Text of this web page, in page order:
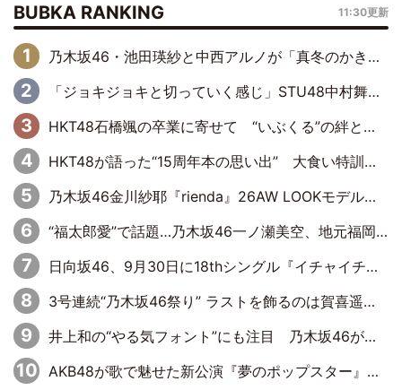
BUBKA RANKING 11:30更新
乃木坂46・池田瑛紗と中西アルノが「真冬のかき氷」騒動で火花散らす！ 因縁の裏にあるのは、逆境をともに“凌”ぐ似た者同士の絆
「ジョキジョキと切っていく感じ」STU48中村舞、新しい挑戦は自らの手で
HKT48石橋颯の卒業に寄せて “いぶくる”の絆と後輩・龍頭綺音の決意
HKT48が語った“15周年本の思い出” 大食い特訓・守護霊企画・制服グラビア…盛りだくさんの裏話
乃木坂46金川紗耶『rienda』26AW LOOKモデルに就任
“福太郎愛”で話題…乃木坂46一ノ瀬美空、地元福岡『めんべい25周年トップサポーター』に就任
日向坂46、9月30日に18thシングル『イチャイチャ虫』の発売決定！ フォーメーションは『日向坂で会いましょう』にて発表
3号連続“乃木坂46祭り” ラストを飾るのは賀喜遥香…5年ぶりの登場に「5年分大人になった私を見ていただけたら」
井上和の“やる気フォント”にも注目 乃木坂46が挑んだ書道パフォーマンスの舞台裏
AKB48が歌で魅せた新公演『夢のポップスター』 初日から全身全霊のステージ